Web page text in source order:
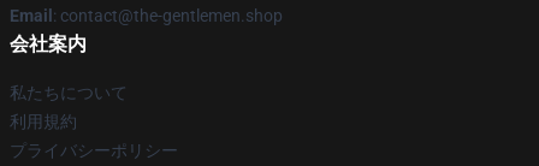
Email : contact@the-gentlemen.shop
会社案内
私たちについて
利用規約
プライバシーポリシー